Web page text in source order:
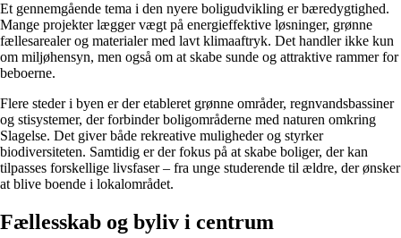
Et gennemgående tema i den nyere boligudvikling er bæredygtighed.
Mange projekter lægger vægt på energieffektive løsninger, grønne
fællesarealer og materialer med lavt klimaaftryk. Det handler ikke kun
om miljøhensyn, men også om at skabe sunde og attraktive rammer for
beboerne.
Flere steder i byen er der etableret grønne områder, regnvandsbassiner
og stisystemer, der forbinder boligområderne med naturen omkring
Slagelse. Det giver både rekreative muligheder og styrker
biodiversiteten. Samtidig er der fokus på at skabe boliger, der kan
tilpasses forskellige livsfaser – fra unge studerende til ældre, der ønsker
at blive boende i lokalområdet.
Fællesskab og byliv i centrum